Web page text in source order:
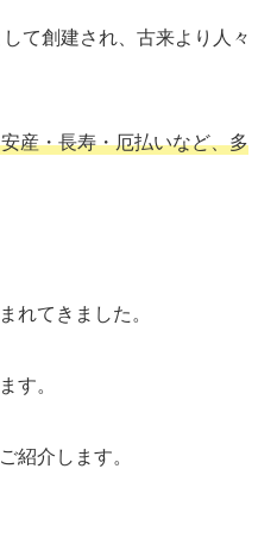
て創建され、古来より人々
産・長寿・厄払いなど、多
れてきました。
す。
紹介します。